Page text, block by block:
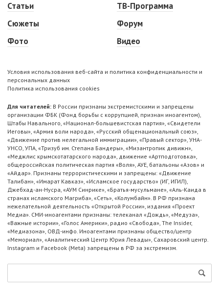
Статьи
Сюжеты
Фото
ТВ-Программа
Форум
Видео
Условия использования веб-сайта и политика конфиденциальности и
персональных данных
Политика использования cookies
Для читателей: В России признаны экстремистскими и запрещены
организации ФБК (Фонд борьбы с коррупцией, признан иноагентом),
Штабы Навального, «Национал-большевистская партия», «Свидетели
Иеговы», «Армия воли народа», «Русский общенациональный союз»,
«Движение против нелегальной иммиграции», «Правый сектор», УНА-
УНСО, УПА, «Тризуб им. Степана Бандеры», «Мизантропик дивижн»,
«Меджлис крымскотатарского народа», движение «Артподготовка»,
общероссийская политическая партия «Воля», АУЕ, батальоны «Азов» и
«Айдар». Признаны террористическими и запрещены: «Движение
Талибан», «Имарат Кавказ», «Исламское государство» (ИГ, ИГИЛ),
Джебхад-ан-Нусра, «АУМ Синрике», «Братья-мусульмане», «Аль-Каида в
странах исламского Магриба», «Сеть», «Колумбайн». В РФ признана
нежелательной деятельность «Открытой России», издания «Проект
Медиа». СМИ-иноагентами признаны: телеканал «Дождь», «Медуза»,
«Важные истории», «Голос Америки», радио «Свобода», The Insider,
«Медиазона», ОВД-инфо. Иноагентами признаны общество/центр
«Мемориал», «Аналитический Центр Юрия Левады», Сахаровский центр.
Instagram и Facebook (Metа) запрещены в РФ за экстремизм.